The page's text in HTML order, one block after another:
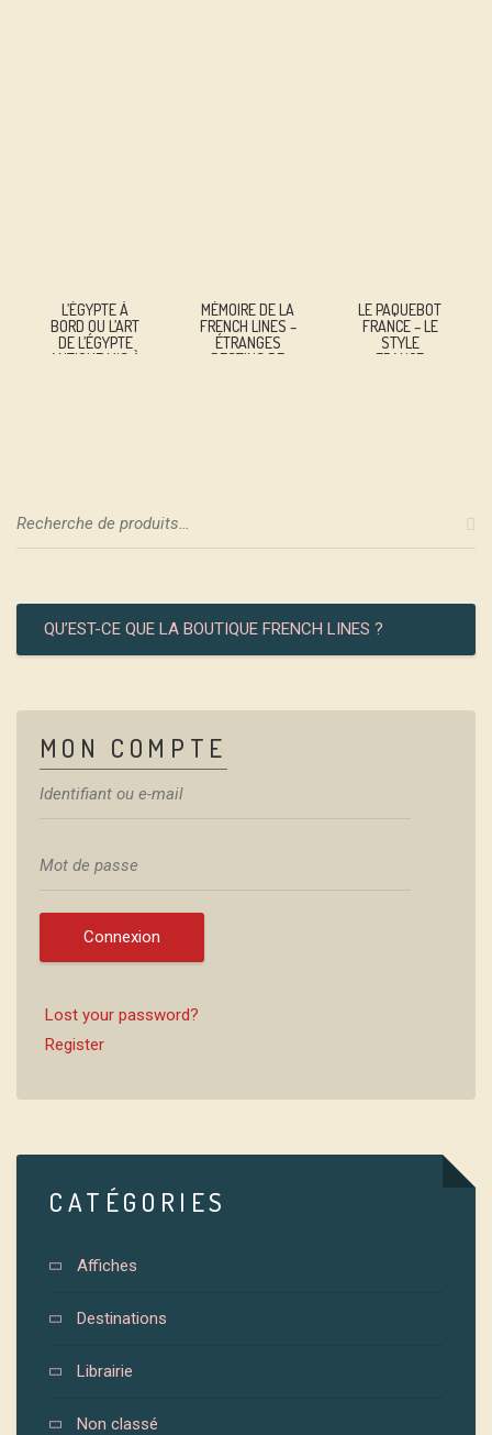
L’ÉGYPTE À
BORD OU L’ART
DE L’ÉGYPTE
ANTIQUE MIS À
MÉMOIRE DE LA
FRENCH LINES –
ÉTRANGES
DESTINS DE
LE PAQUEBOT
FRANCE – LE
STYLE
« FRANCE »
QU’EST-CE QUE LA BOUTIQUE FRENCH LINES ?
MON COMPTE
Connexion
Lost your password?
Register
CATÉGORIES
Affiches
Destinations
Librairie
Non classé